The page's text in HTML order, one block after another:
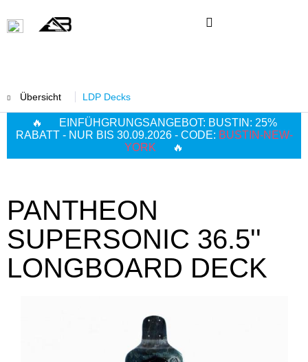
Übersicht LDP Decks
🔥 EINFÜHGRUNGSANGEBOT: BUSTIN: 25%
RABATT - NUR BIS 30.09.2026 - CODE: BUSTIN-NEW-
YORK 🔥
PANTHEON
SUPERSONIC 36.5''
LONGBOARD DECK